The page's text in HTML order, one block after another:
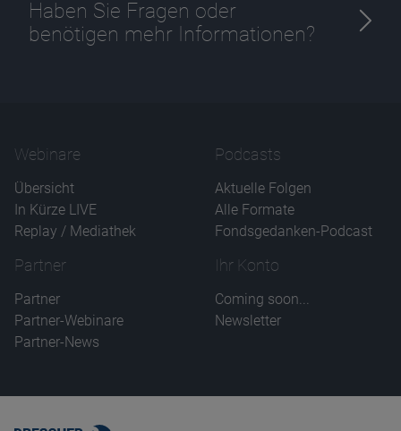
Haben Sie Fragen oder
benötigen mehr Informationen?
Webinare
Übersicht
In Kürze LIVE
Replay / Mediathek
Podcasts
Aktuelle Folgen
Alle Formate
Fondsgedanken-Podcast
Partner
Partner
Partner-Webinare
Partner-News
Ihr Konto
Coming soon...
Newsletter